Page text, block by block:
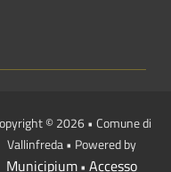
© 2026 • Comune di
Vallinfreda • Powered by
Municipium• Accesso